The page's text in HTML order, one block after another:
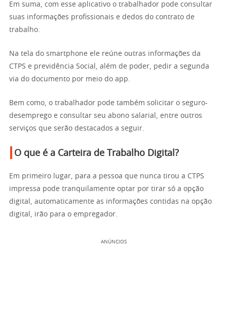
Em suma, com esse aplicativo o trabalhador pode consultar
suas informações profissionais e dedos do contrato de
trabalho.
Na tela do smartphone ele reúne outras informações da
CTPS e previdência Social, além de poder, pedir a segunda
via do documento por meio do app.
Bem como, o trabalhador pode também solicitar o seguro-
desemprego e consultar seu abono salarial, entre outros
serviços que serão destacados a seguir.
O que é a Carteira de Trabalho Digital?
Em primeiro lugar, para a pessoa que nunca tirou a CTPS
impressa pode tranquilamente optar por tirar só a opção
digital, automaticamente as informações contidas na opção
digital, irão para o empregador.
ANÚNCIOS